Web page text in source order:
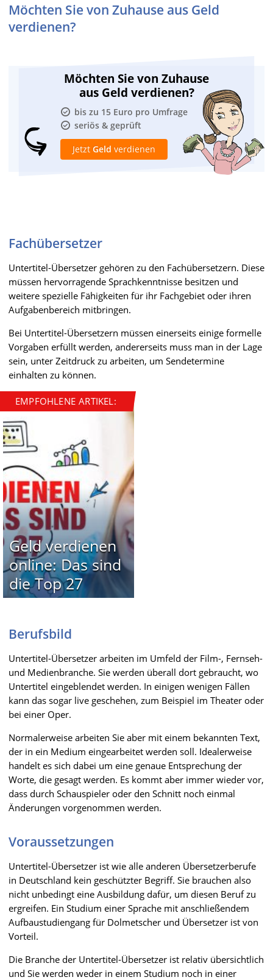
Möchten Sie von Zuhause aus Geld
verdienen?
Möchten Sie von Zuhause
aus Geld verdienen?
bis zu 15 Euro pro Umfrage
seriös & geprüft
Jetzt Geld verdienen
Fachübersetzer
Untertitel-Übersetzer gehören zu den Fachübersetzern. Diese
müssen hervorragende Sprachkenntnisse besitzen und
weitere spezielle Fähigkeiten für ihr Fachgebiet oder ihren
Aufgabenbereich mitbringen.
Bei Untertitel-Übersetzern müssen einerseits einige formelle
Vorgaben erfüllt werden, andererseits muss man in der Lage
sein, unter Zeitdruck zu arbeiten, um Sendetermine
einhalten zu können.
EMPFOHLENE ARTIKEL:
Geld verdienen
online: Das sind
die Top 27
Berufsbild
Untertitel-Übersetzer arbeiten im Umfeld der Film-, Fernseh-
und Medienbranche. Sie werden überall dort gebraucht, wo
Untertitel eingeblendet werden. In einigen wenigen Fällen
kann das sogar live geschehen, zum Beispiel im Theater oder
bei einer Oper.
Normalerweise arbeiten Sie aber mit einem bekannten Text,
der in ein Medium eingearbeitet werden soll. Idealerweise
handelt es sich dabei um eine genaue Entsprechung der
Worte, die gesagt werden. Es kommt aber immer wieder vor,
dass durch Schauspieler oder den Schnitt noch einmal
Änderungen vorgenommen werden.
Voraussetzungen
Untertitel-Übersetzer ist wie alle anderen Übersetzerberufe
in Deutschland kein geschützter Begriff. Sie brauchen also
nicht unbedingt eine Ausbildung dafür, um diesen Beruf zu
ergreifen. Ein Studium einer Sprache mit anschließendem
Aufbaustudiengang für Dolmetscher und Übersetzer ist von
Vorteil.
Die Branche der Untertitel-Übersetzer ist relativ übersichtlich
und Sie werden weder in einem Studium noch in einer